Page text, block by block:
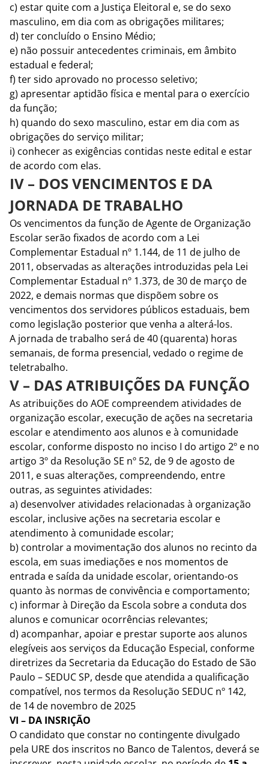
c) estar quite com a Justiça Eleitoral e, se do sexo
masculino, em dia com as obrigações militares;
d) ter concluído o Ensino Médio;
e) não possuir antecedentes criminais, em âmbito
estadual e federal;
f) ter sido aprovado no processo seletivo;
g) apresentar aptidão física e mental para o exercício
da função;
h) quando do sexo masculino, estar em dia com as
obrigações do serviço militar;
i) conhecer as exigências contidas neste edital e estar
de acordo com elas.
IV – DOS VENCIMENTOS E DA
JORNADA DE TRABALHO
Os vencimentos da função de Agente de Organização
Escolar serão fixados de acordo com a Lei
Complementar Estadual nº 1.144, de 11 de julho de
2011, observadas as alterações introduzidas pela Lei
Complementar Estadual nº 1.373, de 30 de março de
2022, e demais normas que dispõem sobre os
vencimentos dos servidores públicos estaduais, bem
como legislação posterior que venha a alterá-los.
A jornada de trabalho será de 40 (quarenta) horas
semanais, de forma presencial, vedado o regime de
teletrabalho.
V – DAS ATRIBUIÇÕES DA FUNÇÃO
As atribuições do AOE compreendem atividades de
organização escolar, execução de ações na secretaria
escolar e atendimento aos alunos e à comunidade
escolar, conforme disposto no inciso I do artigo 2º e no
artigo 3º da Resolução SE nº 52, de 9 de agosto de
2011, e suas alterações, compreendendo, entre
outras, as seguintes atividades:
a) desenvolver atividades relacionadas à organização
escolar, inclusive ações na secretaria escolar e
atendimento à comunidade escolar;
b) controlar a movimentação dos alunos no recinto da
escola, em suas imediações e nos momentos de
entrada e saída da unidade escolar, orientando-os
quanto às normas de convivência e comportamento;
c) informar à Direção da Escola sobre a conduta dos
alunos e comunicar ocorrências relevantes;
d) acompanhar, apoiar e prestar suporte aos alunos
elegíveis aos serviços da Educação Especial, conforme
diretrizes da Secretaria da Educação do Estado de São
Paulo – SEDUC SP, desde que atendida a qualificação
compatível, nos termos da Resolução SEDUC nº 142,
de 14 de novembro de 2025
VI – DA INSRIÇÃO
O candidato que constar no contingente divulgado
pela URE dos inscritos no Banco de Talentos, deverá se